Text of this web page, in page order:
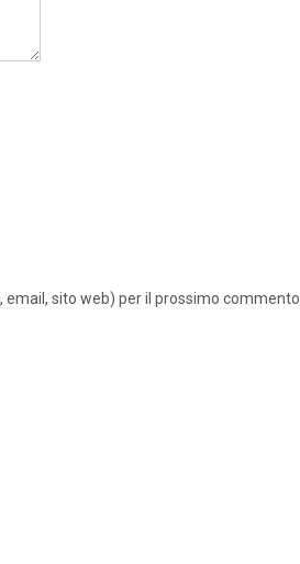
sito web) per il prossimo commento.